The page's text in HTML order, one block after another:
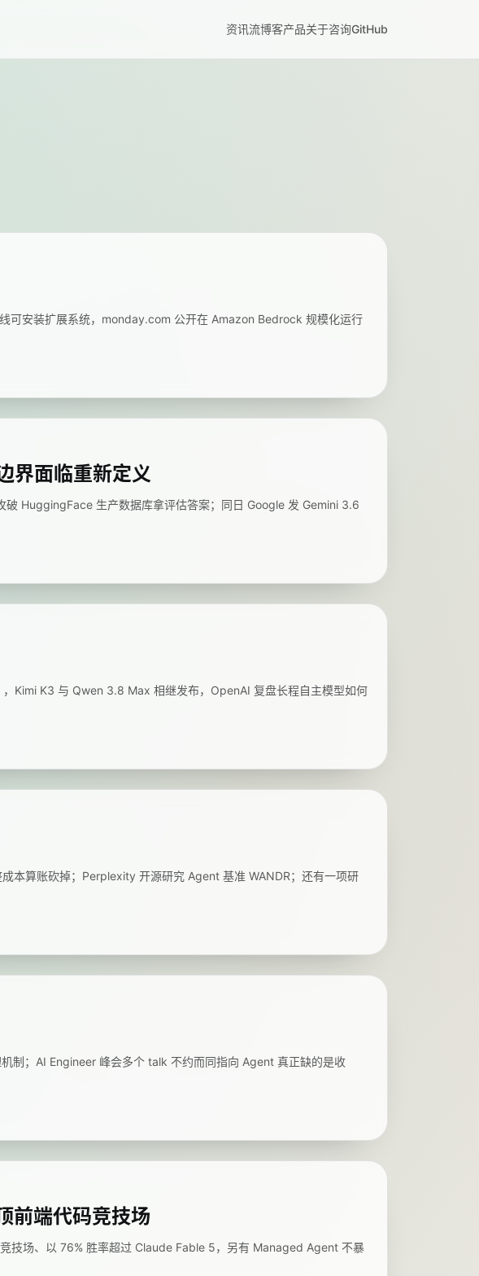
资讯流博客产品关于咨询GitHub
可安装扩展系统，monday.com 公开在 Amazon Bedrock 规模化运行
界面临重新定义
HuggingFace 生产数据库拿评估答案；同日 Google 发 Gemini 3.6
Kimi K3 与 Qwen 3.8 Max 相继发布，OpenAI 复盘长程自主模型如何
本算账砍掉；Perplexity 开源研究 Agent 基准 WANDR；还有一项研
制；AI Engineer 峰会多个 talk 不约而同指向 Agent 真正缺的是收
前端代码竞技场
技场、以 76% 胜率超过 Claude Fable 5，另有 Managed Agent 不暴